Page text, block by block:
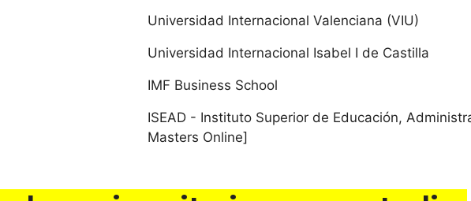
de León
Universidad Internacional Valenciana (VIU)
Universidad Internacional Isabel I de Castilla
IMF Business School
ISEAD - Instituto Superior de Educación,
Masters Online]